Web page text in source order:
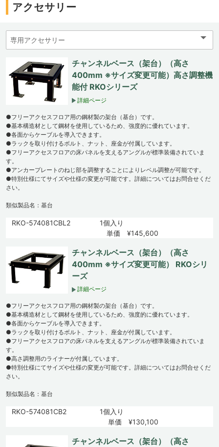
アクセサリー
チャンネルベース（架台）（高さ
400mm ※サイズ変更可能）高さ調整機
能付 RKOシリーズ
詳細ページ
●フリーアクセスフロア用の鋼材製の架台（基台）です。
●基本構造材として鋼材を使用しているため、強度的に優れています。
●各面からケーブルを導入できます。
●ラックを取り付けるボルト、ナット、座金が付属しています。
●フリーアクセスフロアの床パネルを支えるアングルが標準装備されていま
す。
●アンカープレートのねじ部を調整することによりレベル調整が可能です。
●特別仕様にてサイズや仕様の変更が可能です。詳細についてはお問合せくだ
さい。
類似製品名：基台
RKO-574081CBL2
1個入り
単価 ¥145,600
チャンネルベース（架台）（高さ
400mm ※サイズ変更可能） RKOシリ
ーズ
詳細ページ
●フリーアクセスフロア用の鋼材製の架台（基台）です。
●基本構造材として鋼材を使用しているため、強度的に優れています。
●各面からケーブルを導入できます。
●ラックを取り付けるボルト、ナット、座金が付属しています。
●フリーアクセスフロアの床パネルを支えるアングルが標準装備されていま
す。
●高さ調整用のライナーが付属しています。
●特別仕様にてサイズや仕様の変更が可能です。詳細についてはお問合せくだ
さい。
類似製品名：基台
RKO-574081CB2
1個入り
単価 ¥130,100
チャンネルベース（架台）（高さ